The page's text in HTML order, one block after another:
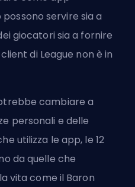
servire sia a
giocatori sia a fornire
di League non è in
cambiare a
personali e delle
utilizza le app, le 12
da quelle che
vita come il Baron